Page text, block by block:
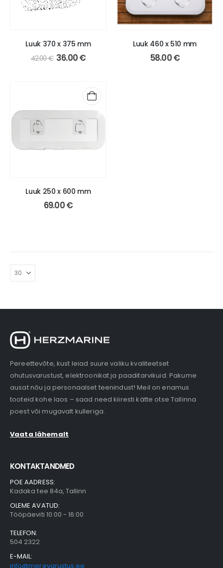
Luuk 370 x 375 mm
42.00€ Algne
36.00€Praegune
Luuk 460 x 510 mm
58.00€
Luuk 250 x 600 mm
69.00€
Pereettevõte, kust leiad suure valiku kvaliteetset
ohutusvarustust, elektroonikat ja paaditarvikuid. Pakume
ausat nõu ja personaalset teenindust! Meil on enamus
tooteid kohe laos – saad need kiiresti kätte otse Tallinna
poest või mugavalt kulleriga.
Vaata lähemalt
KONTAKTANDMED
POE AADRESS:
Kadaka tee 84a, Tallinn
OLEME AVATUD:
Tööpäeviti 10:00 - 16:00
TELEFON:
504 2322
E-MAIL:
info@merevarustus.ee